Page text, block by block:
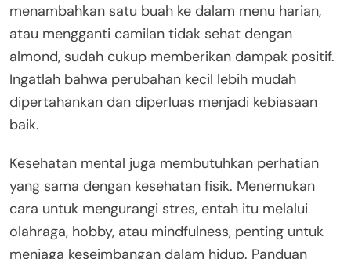
menambahkan satu buah ke dalam menu harian,
atau mengganti camilan tidak sehat dengan
almond, sudah cukup memberikan dampak positif.
Ingatlah bahwa perubahan kecil lebih mudah
dipertahankan dan diperluas menjadi kebiasaan
baik.
Kesehatan mental juga membutuhkan perhatian
yang sama dengan kesehatan fisik. Menemukan
cara untuk mengurangi stres, entah itu melalui
olahraga, hobby, atau mindfulness, penting untuk
menjaga keseimbangan dalam hidup. Panduan